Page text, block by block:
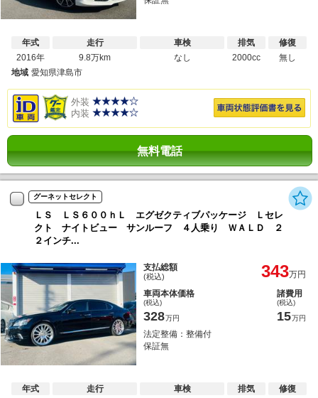
年式
2016年
走行
9.8万km
車検
なし
排気
2000cc
修復
無し
地域 愛知県津島市
外装
内装
無料電話
グーネットセレクト
ＬＳ ＬＳ６００ｈＬ エグゼクティブパッケージ Ｌセレ
クト ナイトビュー サンルーフ ４人乗り ＷＡＬＤ ２
２インチ...
支払総額
(税込) 343万円
車両本体価格
(税込)
328万円
諸費用
(税込)
15万円
法定整備：整備付
保証無
年式
走行
車検
排気
修復